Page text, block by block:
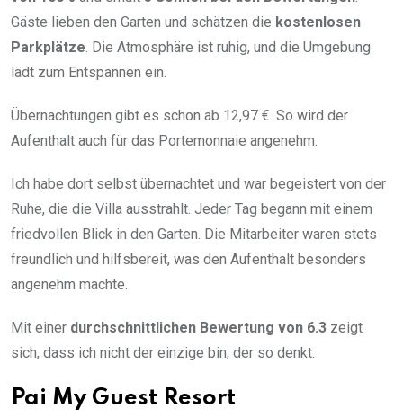
Gäste lieben den Garten und schätzen die kostenlosen
Parkplätze. Die Atmosphäre ist ruhig, und die Umgebung
lädt zum Entspannen ein.
Übernachtungen gibt es schon ab 12,97 €. So wird der
Aufenthalt auch für das Portemonnaie angenehm.
Ich habe dort selbst übernachtet und war begeistert von der
Ruhe, die die Villa ausstrahlt. Jeder Tag begann mit einem
friedvollen Blick in den Garten. Die Mitarbeiter waren stets
freundlich und hilfsbereit, was den Aufenthalt besonders
angenehm machte.
Mit einer durchschnittlichen Bewertung von 6.3 zeigt
sich, dass ich nicht der einzige bin, der so denkt.
Pai My Guest Resort